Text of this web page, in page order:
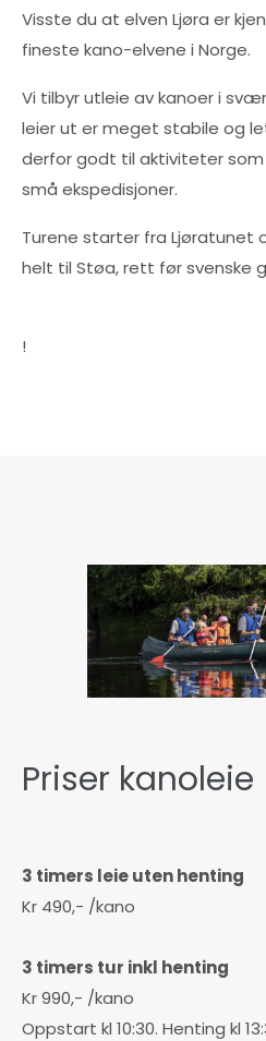
Visste du at elven Ljøra er
fineste kano-elvene i Norge.
Vi tilbyr utleie av kanoer i
leier ut er meget stabile og
derfor godt til aktiviteter som
små ekspedisjoner.
Turene starter fra Ljøratunet
helt til Støa, rett før svenske
!
Priser kanoleie
3 timers leie uten henting
Kr 490,- /kano
3 timers tur inkl henting
Kr 990,- /kano
Oppstart kl 10:30. Henting kl